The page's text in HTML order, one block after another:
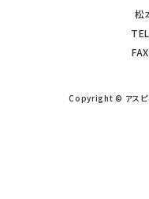
松
TEL
FAX
Copyright © アスピ